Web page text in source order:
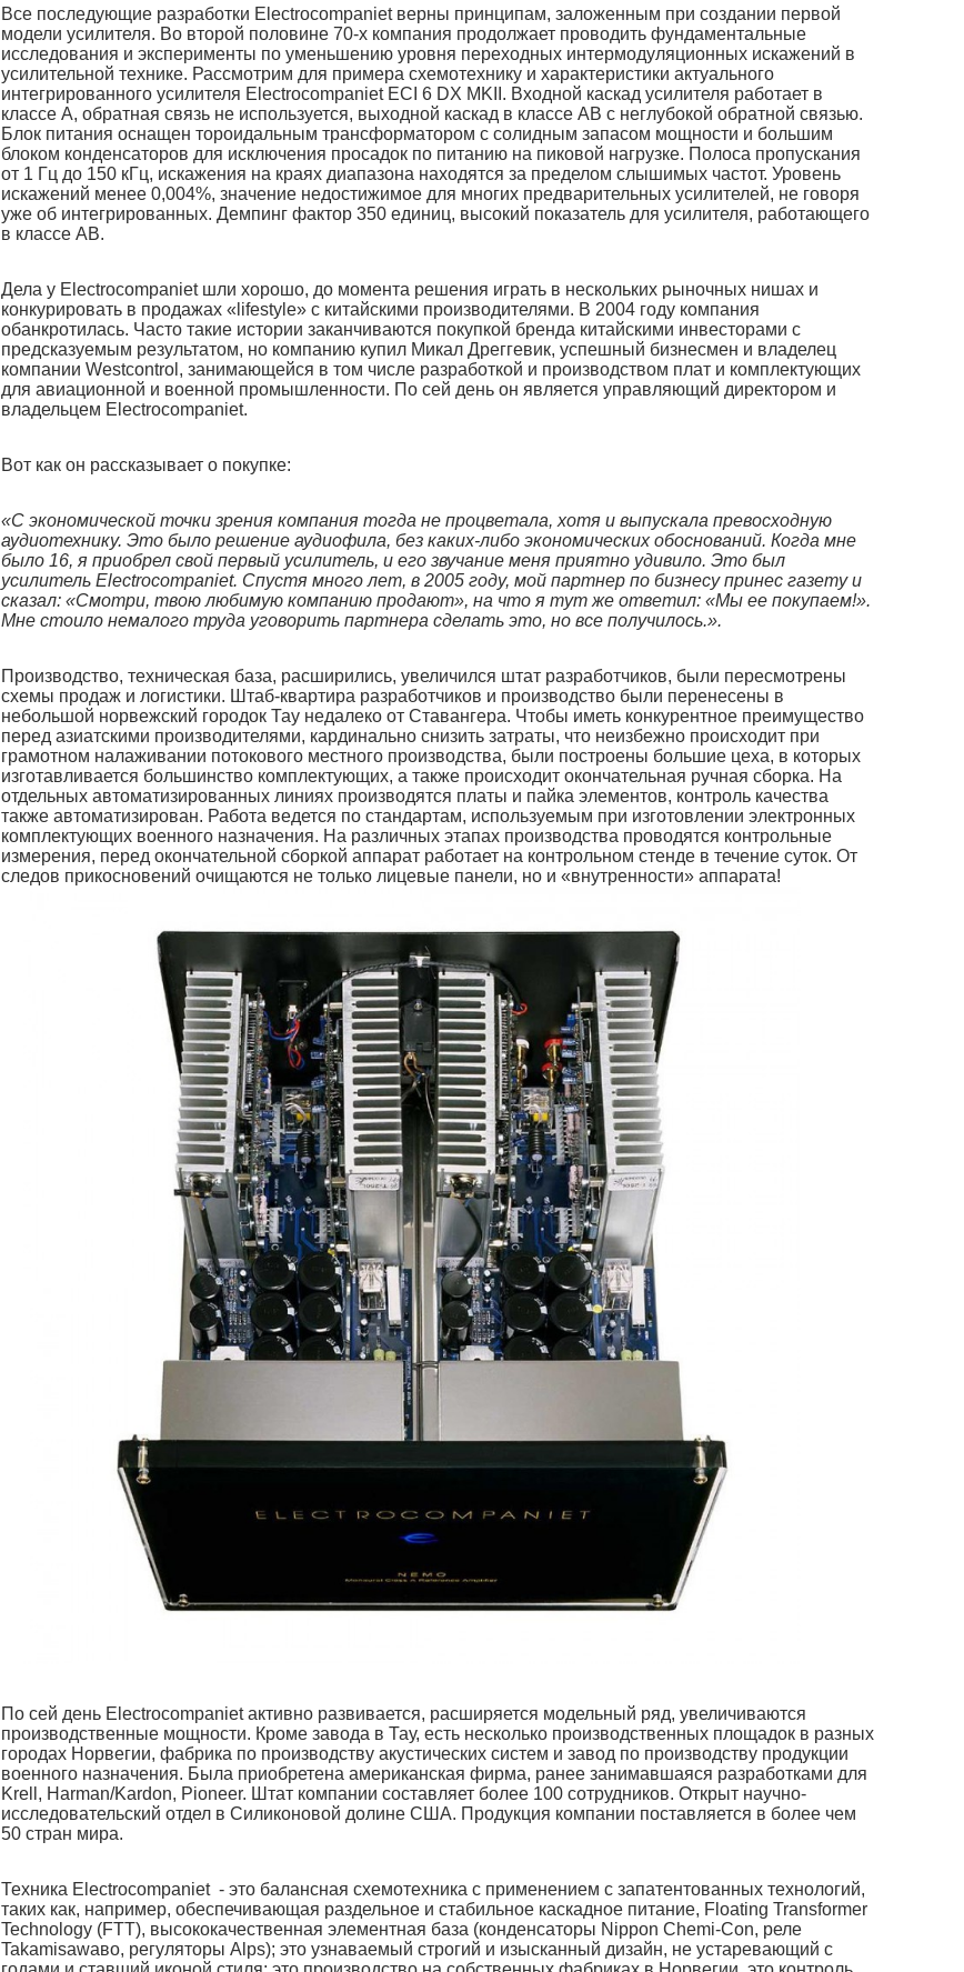
Все последующие разработки Electrocompaniet верны принципам, заложенным при создании первой
модели усилителя. Во второй половине 70-х компания продолжает проводить фундаментальные
исследования и эксперименты по уменьшению уровня переходных интермодуляционных искажений в
усилительной технике. Рассмотрим для примера схемотехнику и характеристики актуального
интегрированного усилителя Electrocompaniet ECI 6 DX MKII. Входной каскад усилителя работает в
классе А, обратная связь не используется, выходной каскад в классе АВ с неглубокой обратной связью.
Блок питания оснащен тороидальным трансформатором с солидным запасом мощности и большим
блоком конденсаторов для исключения просадок по питанию на пиковой нагрузке. Полоса пропускания
от 1 Гц до 150 кГц, искажения на краях диапазона находятся за пределом слышимых частот. Уровень
искажений менее 0,004%, значение недостижимое для многих предварительных усилителей, не говоря
уже об интегрированных. Демпинг фактор 350 единиц, высокий показатель для усилителя, работающего
в классе АВ.
Дела у Electrocompaniet шли хорошо, до момента решения играть в нескольких рыночных нишах и
конкурировать в продажах «lifestyle» с китайскими производителями. В 2004 году компания
обанкротилась. Часто такие истории заканчиваются покупкой бренда китайскими инвесторами с
предсказуемым результатом, но компанию купил Микал Дреггевик, успешный бизнесмен и владелец
компании Westcontrol, занимающейся в том числе разработкой и производством плат и комплектующих
для авиационной и военной промышленности. По сей день он является управляющий директором и
владельцем Electrocompaniet.
Вот как он рассказывает о покупке:
«С экономической точки зрения компания тогда не процветала, хотя и выпускала превосходную
аудиотехнику. Это было решение аудиофила, без каких-либо экономических обоснований. Когда мне
было 16, я приобрел свой первый усилитель, и его звучание меня приятно удивило. Это был
усилитель Electrocompaniet. Спустя много лет, в 2005 году, мой партнер по бизнесу принес газету и
сказал: «Смотри, твою любимую компанию продают», на что я тут же ответил: «Мы ее покупаем!».
Мне стоило немалого труда уговорить партнера сделать это, но все получилось.».
Производство, техническая база, расширились, увеличился штат разработчиков, были пересмотрены
схемы продаж и логистики. Штаб-квартира разработчиков и производство были перенесены в
небольшой норвежский городок Тау недалеко от Ставангера. Чтобы иметь конкурентное преимущество
перед азиатскими производителями, кардинально снизить затраты, что неизбежно происходит при
грамотном налаживании потокового местного производства, были построены большие цеха, в которых
изготавливается большинство комплектующих, а также происходит окончательная ручная сборка. На
отдельных автоматизированных линиях производятся платы и пайка элементов, контроль качества
также автоматизирован. Работа ведется по стандартам, используемым при изготовлении электронных
комплектующих военного назначения. На различных этапах производства проводятся контрольные
измерения, перед окончательной сборкой аппарат работает на контрольном стенде в течение суток. От
следов прикосновений очищаются не только лицевые панели, но и «внутренности» аппарата!
По сей день Electrocompaniet активно развивается, расширяется модельный ряд, увеличиваются
производственные мощности. Кроме завода в Тау, есть несколько производственных площадок в разных
городах Норвегии, фабрика по производству акустических систем и завод по производству продукции
военного назначения. Была приобретена американская фирма, ранее занимавшаяся разработками для
Krell, Harman/Kardon, Pioneer. Штат компании составляет более 100 сотрудников. Открыт научно-
исследовательский отдел в Силиконовой долине США. Продукция компании поставляется в более чем
50 стран мира.
Техника Electrocompaniet - это балансная схемотехника с применением с запатентованных технологий,
таких как, например, обеспечивающая раздельное и стабильное каскадное питание, Floating Transformer
Technology (FTT), высококачественная элементная база (конденсаторы Nippon Chemi-Con, реле
Takamisawaво, регуляторы Alps); это узнаваемый строгий и изысканный дизайн, не устаревающий с